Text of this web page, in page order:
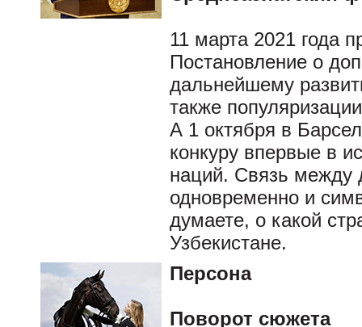
11 марта 2021 года
Постановление о
дальнейшему
также
А 1 октября в
конкуру впервые в
наций. Связь между
одновременно и
думаете, о какой
Узбекистане.
Персона
Поворот сюжета